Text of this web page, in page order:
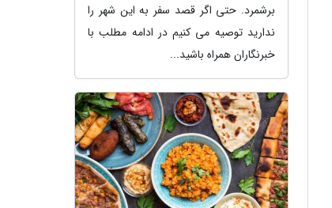
برشمرد. حتی اگر قصد سفر به این شهر را
ندارید توصیه می کنیم در ادامه مطلب با
خبرنگاران همراه باشید...